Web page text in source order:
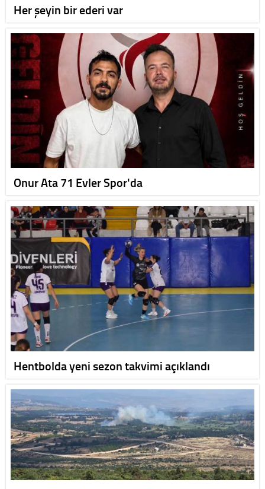
Her şeyin bir ederi var
Onur Ata 71 Evler Spor'da
Hentbolda yeni sezon takvimi açıklandı